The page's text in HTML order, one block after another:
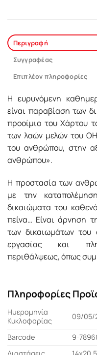
Περιγραφή
Συγγραφέας
Επιπλέον πληροφορίες
Η ευρυνόμενη
είναι παραβίαση των
προοίμιο του Χάρτου
των λαών μελών του
του ανθρώπου, στην
ανθρώπου».
Η προστασία των
με την
δικαιώματα του
πείνα… Είναι άρνηση
των δικαιωμάτων
εργασίας και
περιθάλψεως, όπως
Πληροφορίες
Ημερομηνία
Κυκλοφορίας
09/05/
Barcode
9-